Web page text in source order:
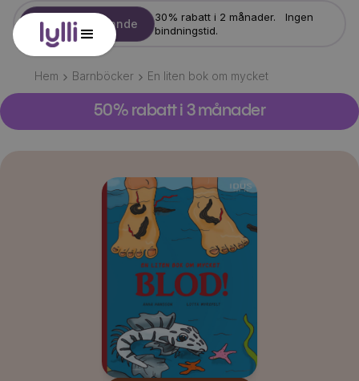
Starta erbjudande
30% rabatt i 2 månader. Ingen
bindningstid.
Hem Barnböcker En liten bok om mycket
50% rabatt i 3 månader